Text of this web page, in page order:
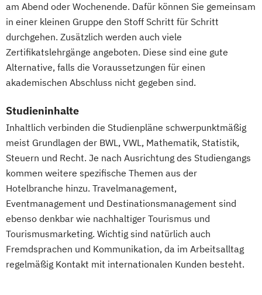
Gesundheitspädagogik
Gesundheitsökonomie Growth Hacking
Growth Hacking (DE/EN)
Growth Hacking for Entrepreneurs (DE/EN)
Heilpädagogik
Heilpädagogik und Inklusion
Heilpädagogik/Inklusionspädagogik
Hotelmanagement (DE/EN)
IT-Management Immobilienmanagement
Immobilienmanagement für
Immobilienkaufleute
Immobilienwirtschaft Informatik
Information Technology Management
(DE/EN)
Innovation and Entrepreneurship (DE/EN)
International Healthcare Management
(DE/EN)
am Abend oder Wochenende. Dafür können Sie gemeinsam
in einer kleinen Gruppe den Stoff Schritt für Schritt
durchgehen. Zusätzlich werden auch viele
Zertifikatslehrgänge angeboten. Diese sind eine gute
Alternative, falls die Voraussetzungen für einen
akademischen Abschluss nicht gegeben sind.
Studieninhalte
Inhaltlich verbinden die Studienpläne schwerpunktmäßig
meist Grundlagen der BWL, VWL, Mathematik, Statistik,
Steuern und Recht. Je nach Ausrichtung des Studiengangs
kommen weitere spezifische Themen aus der
Hotelbranche hinzu. Travelmanagement,
Eventmanagement und Destinationsmanagement sind
ebenso denkbar wie nachhaltiger Tourismus und
Tourismusmarketing. Wichtig sind natürlich auch
Fremdsprachen und Kommunikation, da im Arbeitsalltag
regelmäßig Kontakt mit internationalen Kunden besteht.